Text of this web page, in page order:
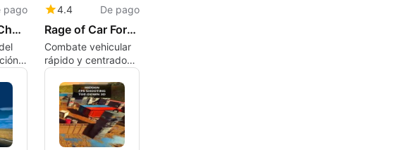
pago
Riding Club Championships
4.4 De pago
Rage of Car Force: Car Crashing Games
Combate vehicular
rápido y centrado
en el equipo con
choques impulsados
por la física